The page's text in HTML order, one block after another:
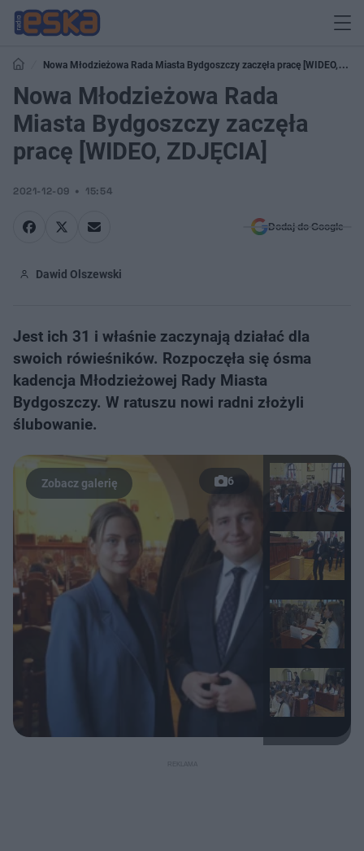
Nowa Młodzieżowa Rada Miasta Bydgoszczy zaczęła pracę [WIDEO,
ZDJĘCIA]
Nowa Młodzieżowa Rada
Miasta Bydgoszczy zaczęła
pracę [WIDEO, ZDJĘCIA]
2021-12-09 15:54
Dodaj do Google
Dawid Olszewski
Jest ich 31 i właśnie zaczynają działać dla
swoich rówieśników. Rozpoczęła się ósma
kadencja Młodzieżowej Rady Miasta
Bydgoszczy. W ratuszu nowi radni złożyli
ślubowanie.
6